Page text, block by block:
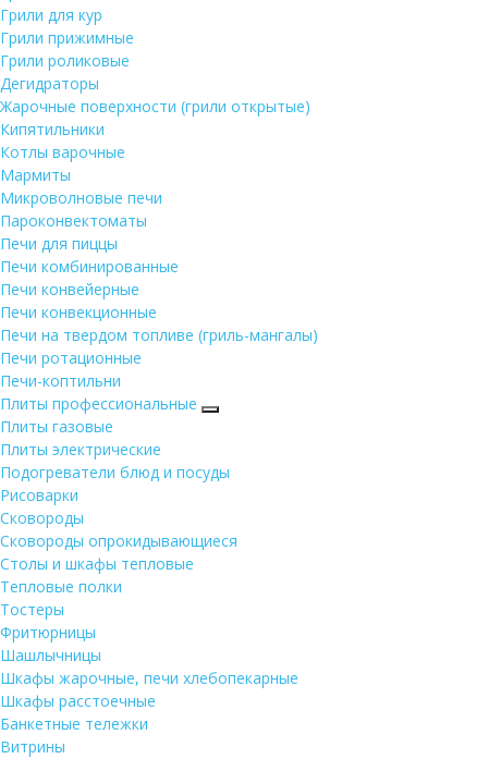
Грили для кур
Грили прижимные
Грили роликовые
Дегидраторы
Жарочные поверхности (грили открытые)
Кипятильники
Котлы варочные
Мармиты
Микроволновые печи
Пароконвектоматы
Печи для пиццы
Печи комбинированные
Печи конвейерные
Печи конвекционные
Печи на твердом топливе (гриль-мангалы)
Печи ротационные
Печи-коптильни
Плиты профессиональные
Плиты газовые
Плиты электрические
Подогреватели блюд и посуды
Рисоварки
Сковороды
Сковороды опрокидывающиеся
Столы и шкафы тепловые
Тепловые полки
Тостеры
Фритюрницы
Шашлычницы
Шкафы жарочные, печи хлебопекарные
Шкафы расстоечные
Банкетные тележки
Витрины